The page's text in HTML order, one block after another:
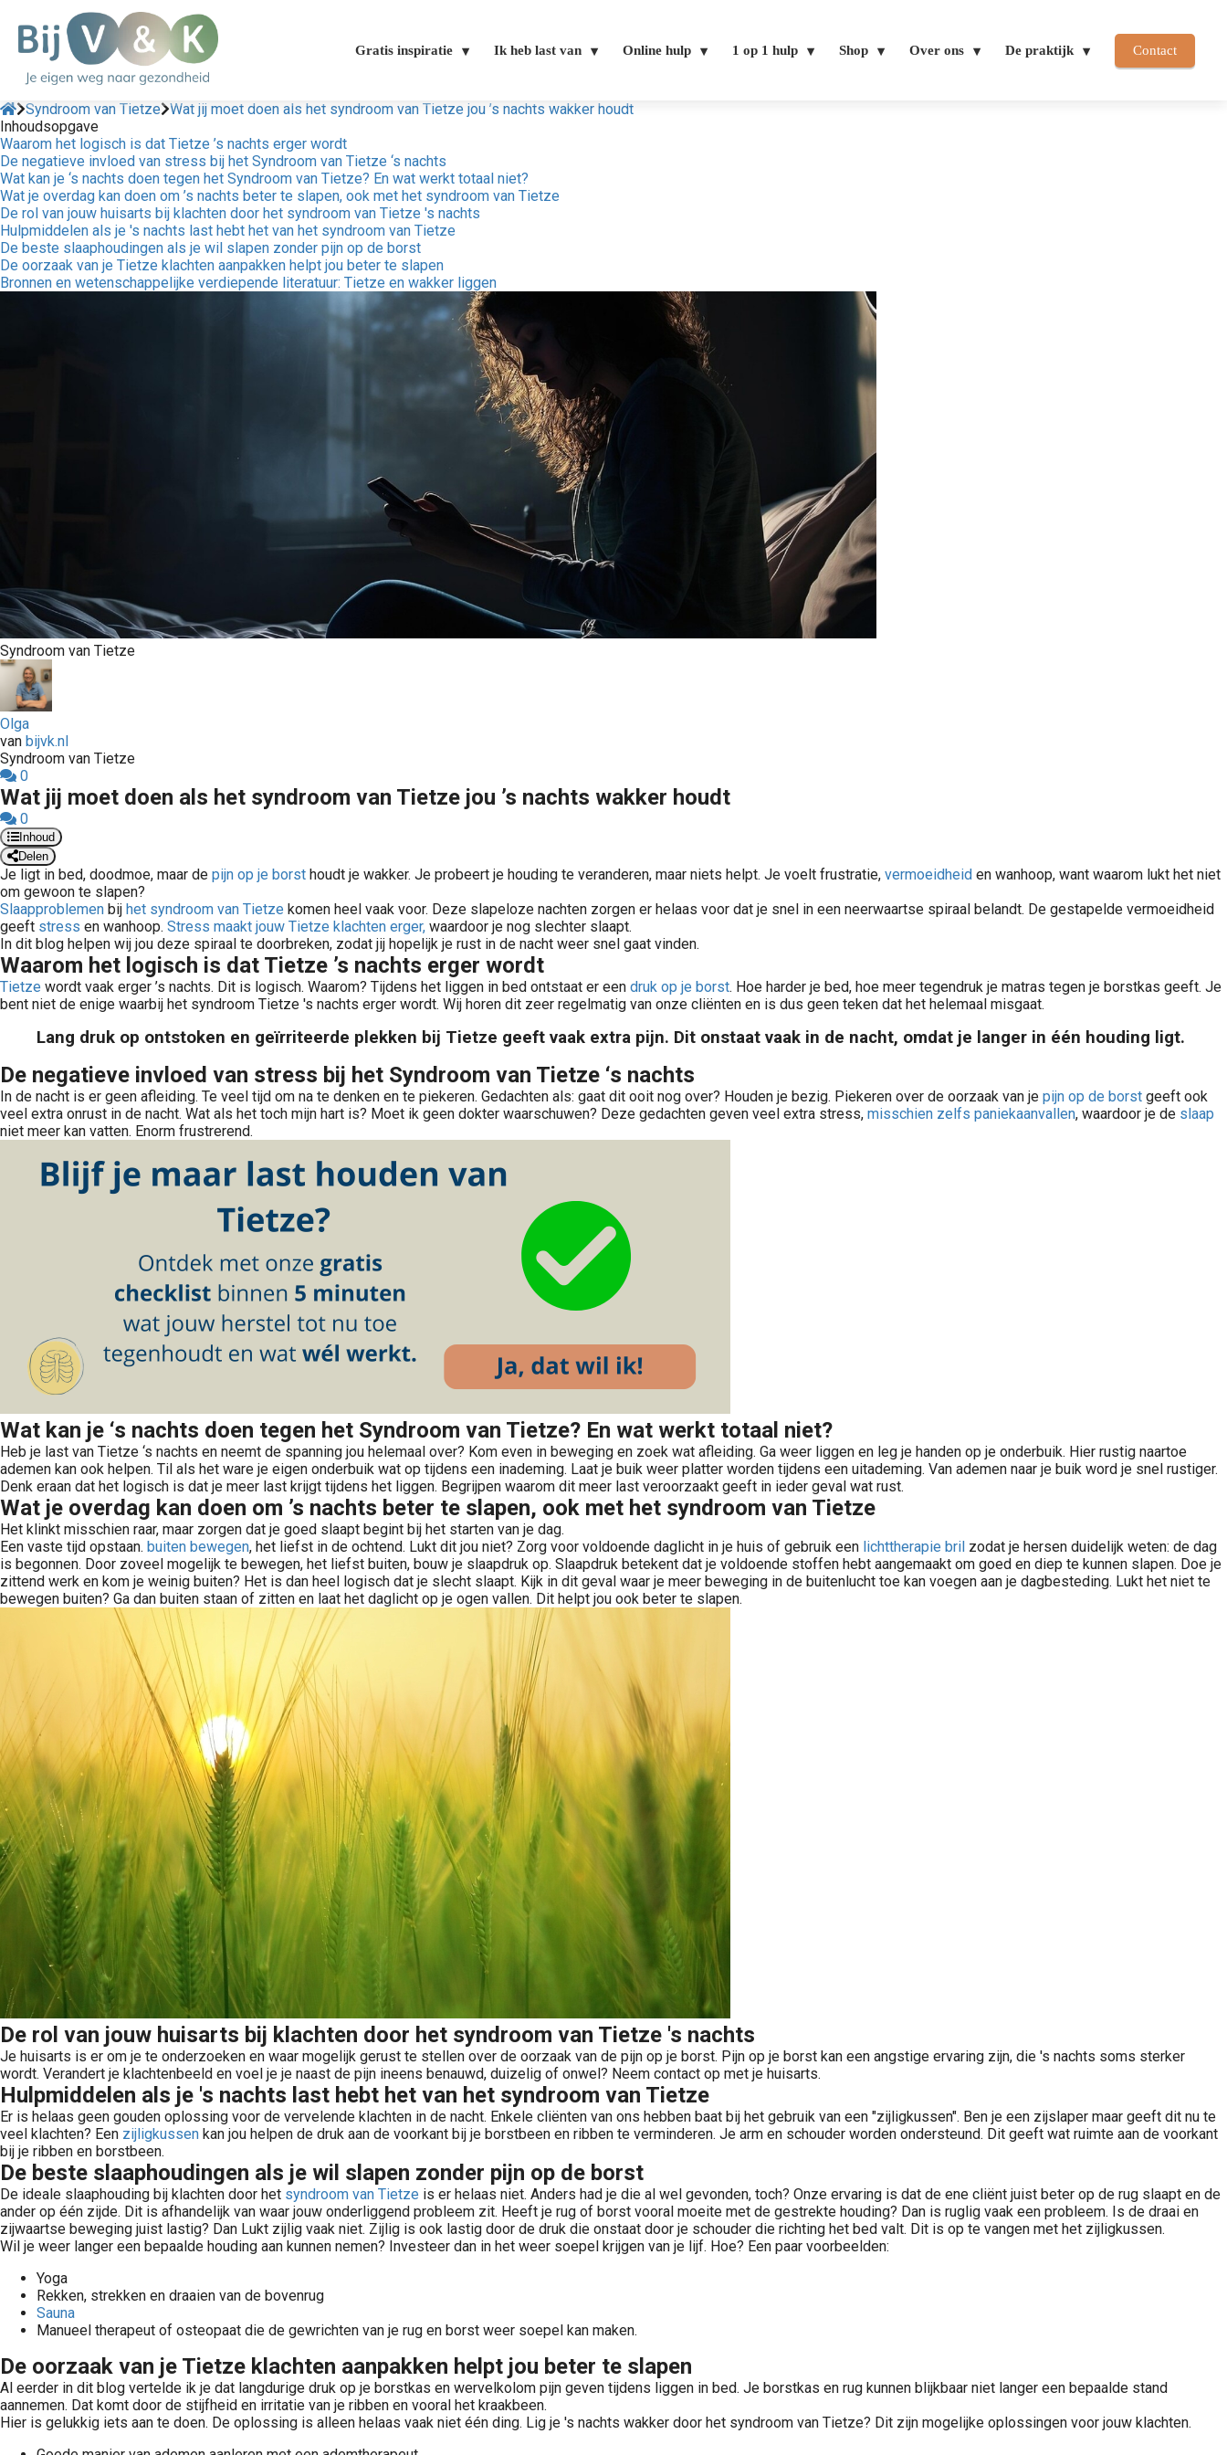
Gratis inspiratie Ik heb last van Online hulp 1 op 1 hulp Shop Over ons De praktijk Contact
Syndroom van Tietze Wat jij moet doen als het syndroom van Tietze jou ’s nachts wakker houdt
Inhoudsopgave
Waarom het logisch is dat Tietze ’s nachts erger wordt
De negatieve invloed van stress bij het Syndroom van Tietze ‘s nachts
Wat kan je ‘s nachts doen tegen het Syndroom van Tietze? En wat werkt totaal niet?
Wat je overdag kan doen om ’s nachts beter te slapen, ook met het syndroom van Tietze
De rol van jouw huisarts bij klachten door het syndroom van Tietze 's nachts
Hulpmiddelen als je 's nachts last hebt het van het syndroom van Tietze
De beste slaaphoudingen als je wil slapen zonder pijn op de borst
De oorzaak van je Tietze klachten aanpakken helpt jou beter te slapen
Bronnen en wetenschappelijke verdiepende literatuur: Tietze en wakker liggen
Syndroom van Tietze
Olga
van bijvk.nl
Syndroom van Tietze
0
Wat jij moet doen als het syndroom van Tietze jou ’s nachts wakker houdt
0
Inhoud
Delen
Je ligt in bed, doodmoe, maar de pijn op je borst houdt je wakker. Je probeert je houding te veranderen, maar niets helpt. Je voelt frustratie, vermoeidheid en wanhoop, want waarom lukt het niet
om gewoon te slapen?
Slaapproblemen bij het syndroom van Tietze komen heel vaak voor. Deze slapeloze nachten zorgen er helaas voor dat je snel in een neerwaartse spiraal belandt. De gestapelde vermoeidheid
geeft stress en wanhoop. Stress maakt jouw Tietze klachten erger, waardoor je nog slechter slaapt.
In dit blog helpen wij jou deze spiraal te doorbreken, zodat jij hopelijk je rust in de nacht weer snel gaat vinden.
Waarom het logisch is dat Tietze ’s nachts erger wordt
Tietze wordt vaak erger ’s nachts. Dit is logisch. Waarom? Tijdens het liggen in bed ontstaat er een druk op je borst. Hoe harder je bed, hoe meer tegendruk je matras tegen je borstkas geeft. Je
bent niet de enige waarbij het syndroom Tietze 's nachts erger wordt. Wij horen dit zeer regelmatig van onze cliënten en is dus geen teken dat het helemaal misgaat.
Lang druk op ontstoken en geïrriteerde plekken bij Tietze geeft vaak extra pijn. Dit onstaat vaak in de nacht, omdat je langer in één houding ligt.
De negatieve invloed van stress bij het Syndroom van Tietze ‘s nachts
In de nacht is er geen afleiding. Te veel tijd om na te denken en te piekeren. Gedachten als: gaat dit ooit nog over? Houden je bezig. Piekeren over de oorzaak van je pijn op de borst geeft ook
veel extra onrust in de nacht. Wat als het toch mijn hart is? Moet ik geen dokter waarschuwen? Deze gedachten geven veel extra stress, misschien zelfs paniekaanvallen, waardoor je de slaap
niet meer kan vatten. Enorm frustrerend.
Wat kan je ‘s nachts doen tegen het Syndroom van Tietze? En wat werkt totaal niet?
Heb je last van Tietze ‘s nachts en neemt de spanning jou helemaal over? Kom even in beweging en zoek wat afleiding. Ga weer liggen en leg je handen op je onderbuik. Hier rustig naartoe
ademen kan ook helpen. Til als het ware je eigen onderbuik wat op tijdens een inademing. Laat je buik weer platter worden tijdens een uitademing. Van ademen naar je buik word je snel rustiger.
Denk eraan dat het logisch is dat je meer last krijgt tijdens het liggen. Begrijpen waarom dit meer last veroorzaakt geeft in ieder geval wat rust.
Wat je overdag kan doen om ’s nachts beter te slapen, ook met het syndroom van Tietze
Het klinkt misschien raar, maar zorgen dat je goed slaapt begint bij het starten van je dag.
Een vaste tijd opstaan. buiten bewegen, het liefst in de ochtend. Lukt dit jou niet? Zorg voor voldoende daglicht in je huis of gebruik een lichttherapie bril zodat je hersen duidelijk weten: de dag
is begonnen. Door zoveel mogelijk te bewegen, het liefst buiten, bouw je slaapdruk op. Slaapdruk betekent dat je voldoende stoffen hebt aangemaakt om goed en diep te kunnen slapen. Doe je
zittend werk en kom je weinig buiten? Het is dan heel logisch dat je slecht slaapt. Kijk in dit geval waar je meer beweging in de buitenlucht toe kan voegen aan je dagbesteding. Lukt het niet te
bewegen buiten? Ga dan buiten staan of zitten en laat het daglicht op je ogen vallen. Dit helpt jou ook beter te slapen.
De rol van jouw huisarts bij klachten door het syndroom van Tietze 's nachts
Je huisarts is er om je te onderzoeken en waar mogelijk gerust te stellen over de oorzaak van de pijn op je borst. Pijn op je borst kan een angstige ervaring zijn, die 's nachts soms sterker
wordt. Verandert je klachtenbeeld en voel je je naast de pijn ineens benauwd, duizelig of onwel? Neem contact op met je huisarts.
Hulpmiddelen als je 's nachts last hebt het van het syndroom van Tietze
Er is helaas geen gouden oplossing voor de vervelende klachten in de nacht. Enkele cliënten van ons hebben baat bij het gebruik van een "zijligkussen". Ben je een zijslaper maar geeft dit nu te
veel klachten? Een zijligkussen kan jou helpen de druk aan de voorkant bij je borstbeen en ribben te verminderen. Je arm en schouder worden ondersteund. Dit geeft wat ruimte aan de voorkant
bij je ribben en borstbeen.
De beste slaaphoudingen als je wil slapen zonder pijn op de borst
De ideale slaaphouding bij klachten door het syndroom van Tietze is er helaas niet. Anders had je die al wel gevonden, toch? Onze ervaring is dat de ene cliënt juist beter op de rug slaapt en de
ander op één zijde. Dit is afhandelijk van waar jouw onderliggend probleem zit. Heeft je rug of borst vooral moeite met de gestrekte houding? Dan is ruglig vaak een probleem. Is de draai en
zijwaartse beweging juist lastig? Dan Lukt zijlig vaak niet. Zijlig is ook lastig door de druk die onstaat door je schouder die richting het bed valt. Dit is op te vangen met het zijligkussen.
Wil je weer langer een bepaalde houding aan kunnen nemen? Investeer dan in het weer soepel krijgen van je lijf. Hoe? Een paar voorbeelden:
Yoga
Rekken, strekken en draaien van de bovenrug
Sauna
Manueel therapeut of osteopaat die de gewrichten van je rug en borst weer soepel kan maken.
De oorzaak van je Tietze klachten aanpakken helpt jou beter te slapen
Al eerder in dit blog vertelde ik je dat langdurige druk op je borstkas en wervelkolom pijn geven tijdens liggen in bed. Je borstkas en rug kunnen blijkbaar niet langer een bepaalde stand
aannemen. Dat komt door de stijfheid en irritatie van je ribben en vooral het kraakbeen.
Hier is gelukkig iets aan te doen. De oplossing is alleen helaas vaak niet één ding. Lig je 's nachts wakker door het syndroom van Tietze? Dit zijn mogelijke oplossingen voor jouw klachten.